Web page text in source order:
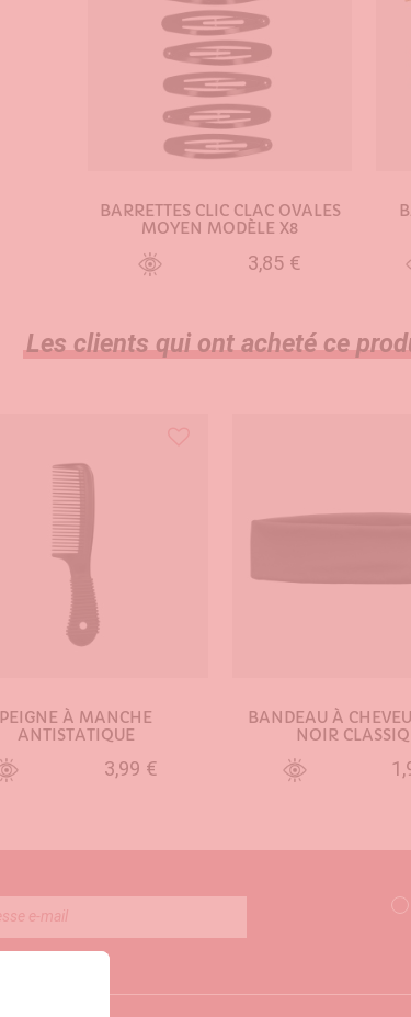
BARRETTES CLIC CLAC OVALES
MOYEN MODÈLE X8
3,85 €
Les clients qui ont acheté ce
PEIGNE À MANCHE
ANTISTATIQUE
3,99 €
BANDEAU À
NOIR